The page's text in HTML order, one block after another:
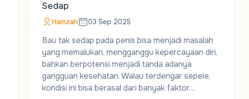
Sedap
Hamzah 03 Sep 2025
Bau tak sedap pada penis bisa menjadi masalah
yang memalukan, mengganggu kepercayaan diri,
bahkan berpotensi menjadi tanda adanya
gangguan kesehatan. Walau terdengar sepele,
kondisi ini bisa berasal dari banyak faktor…